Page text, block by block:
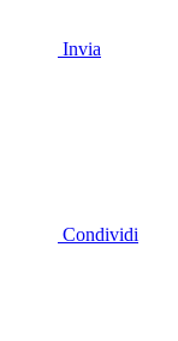
Invia
Condividi